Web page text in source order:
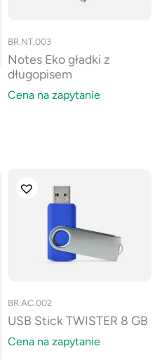
BR.NT.003
Notes Eko gładki z
długopisem
Cena na zapytanie
BR.AC.002
USB Stick TWISTER 8 GB
Cena na zapytanie